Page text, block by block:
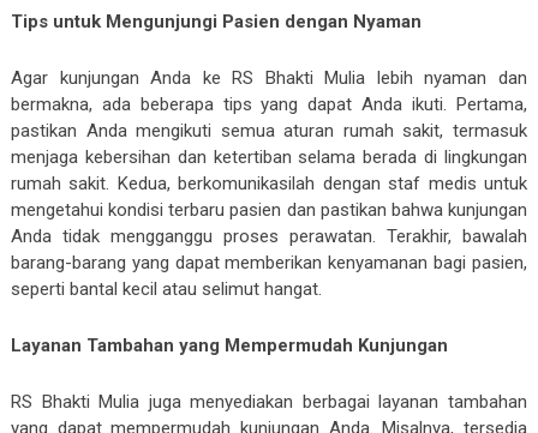
Tips untuk Mengunjungi Pasien dengan Nyaman
Agar kunjungan Anda ke RS Bhakti Mulia lebih nyaman dan
bermakna, ada beberapa tips yang dapat Anda ikuti. Pertama,
pastikan Anda mengikuti semua aturan rumah sakit, termasuk
menjaga kebersihan dan ketertiban selama berada di lingkungan
rumah sakit. Kedua, berkomunikasilah dengan staf medis untuk
mengetahui kondisi terbaru pasien dan pastikan bahwa kunjungan
Anda tidak mengganggu proses perawatan. Terakhir, bawalah
barang-barang yang dapat memberikan kenyamanan bagi pasien,
seperti bantal kecil atau selimut hangat.
Layanan Tambahan yang Mempermudah Kunjungan
RS Bhakti Mulia juga menyediakan berbagai layanan tambahan
yang dapat mempermudah kunjungan Anda. Misalnya, tersedia